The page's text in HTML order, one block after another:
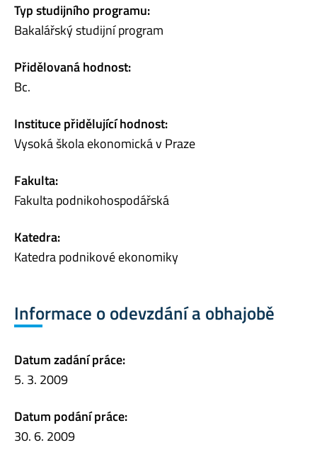
Typ studijního programu:
Bakalářský studijní program
Přidělovaná hodnost:
Bc.
Instituce přidělující hodnost:
Vysoká škola ekonomická v Praze
Fakulta:
Fakulta podnikohospodářská
Katedra:
Katedra podnikové ekonomiky
Informace o odevzdání a obhajobě
Datum zadání práce:
5. 3. 2009
Datum podání práce:
30. 6. 2009